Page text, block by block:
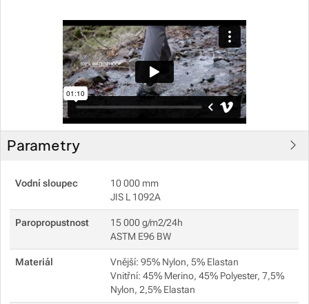
Parametry
Vodní sloupec
10 000 mm
JIS L 1092A
Paropropustnost
15 000 g/m2/24h
ASTM E96 BW
Materiál
Vnější: 95% Nylon, 5% Elastan
Vnitřní: 45% Merino, 45% Polyester, 7,5%
Nylon, 2,5% Elastan